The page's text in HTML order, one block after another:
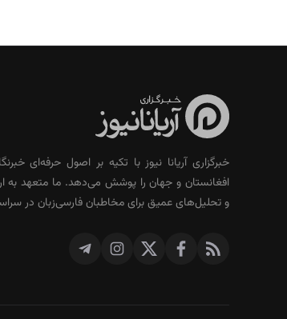
خبرگزاری آریانا نیوز با تکیه بر اصول حرفه‌ای
افغانستان و جهان را پوشش می‌دهد. ما متعهد به
و تحلیل‌های عمیق برای مخاطبان فارسی‌زبان در